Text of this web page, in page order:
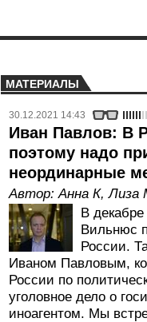
МАТЕРИАЛЫ
30.12.2021 14:43
Иван Павлов: В
поэтому надо
неординарные
Автор:Анна К,Лиза
В
Вильнюс
России.
Иваном Павловым,
России по
уголовное дело о
иноагентом. Мы